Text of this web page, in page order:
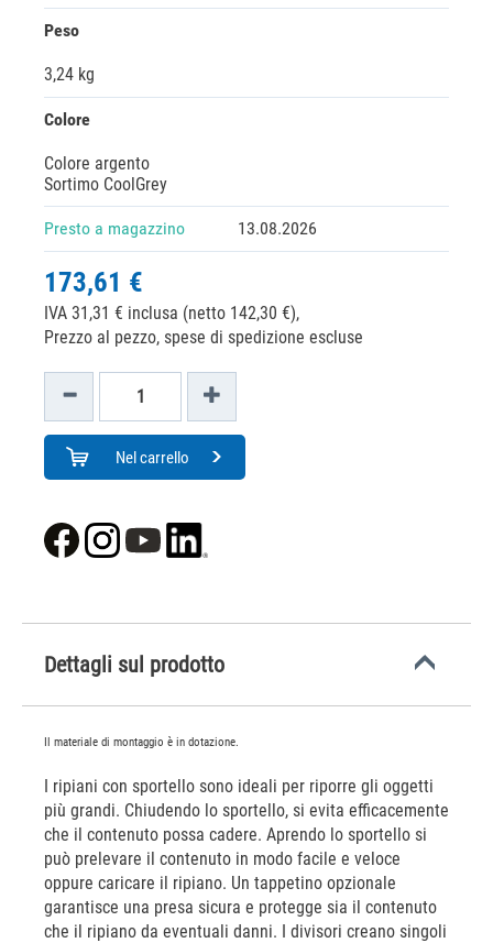
Peso
3,24 kg
Colore
Colore argento
Sortimo CoolGrey
Presto a magazzino 13.08.2026
173,61 €
IVA 31,31 € inclusa (netto 142,30 €),
Prezzo al pezzo, spese di spedizione escluse
Nel carrello
Dettagli sul prodotto
Il materiale di montaggio è in dotazione.
I ripiani con sportello sono ideali per riporre gli oggetti
più grandi. Chiudendo lo sportello, si evita efficacemente
che il contenuto possa cadere. Aprendo lo sportello si
può prelevare il contenuto in modo facile e veloce
oppure caricare il ripiano. Un tappetino opzionale
garantisce una presa sicura e protegge sia il contenuto
che il ripiano da eventuali danni. I divisori creano singoli